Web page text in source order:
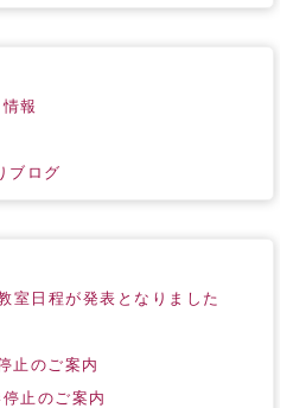
報
ブログ
室日程が発表となりました
止のご案内
止のご案内